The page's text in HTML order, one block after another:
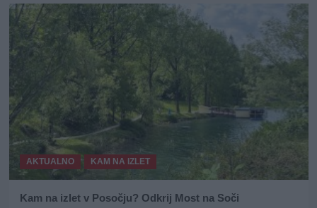
AKTUALNO KAM NA IZLET
Kam na izlet v Posočju? Odkrij Most na Soči